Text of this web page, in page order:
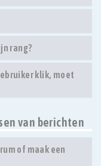
rang?
klik, moet
van berichten
of maak een